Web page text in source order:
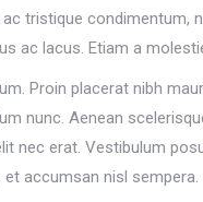
tristique condimentum,
ac lacus. Etiam a
Proin placerat nibh
nunc. Aenean
nec erat. Vestibulum
accumsan nisl sempera.